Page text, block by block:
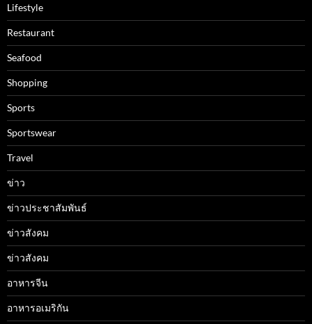
Lifestyle
Restaurant
Seafood
Shopping
Sports
Sportswear
Travel
ข่าว
ข่าวประชาสัมพันธ์
ข่าวสังคม
ข่าวสังคม
อาหารจีน
อาหารอเมริกัน